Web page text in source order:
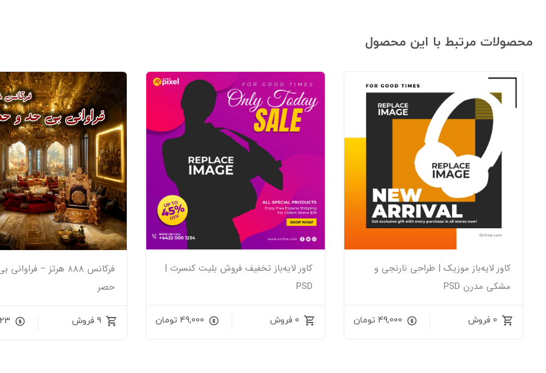
محصولات مرتبط با این محصول
کاور لایه‌باز موزیک | طراحی نارنجی و
مشکی مدرن PSD
0 فروش 49,000 تومان
کاور لایه‌باز تخفیف فروش بلیت کنسرت |
PSD
0 فروش 49,000 تومان
فرکانس 888 هرتز –
حصر
9 فروش